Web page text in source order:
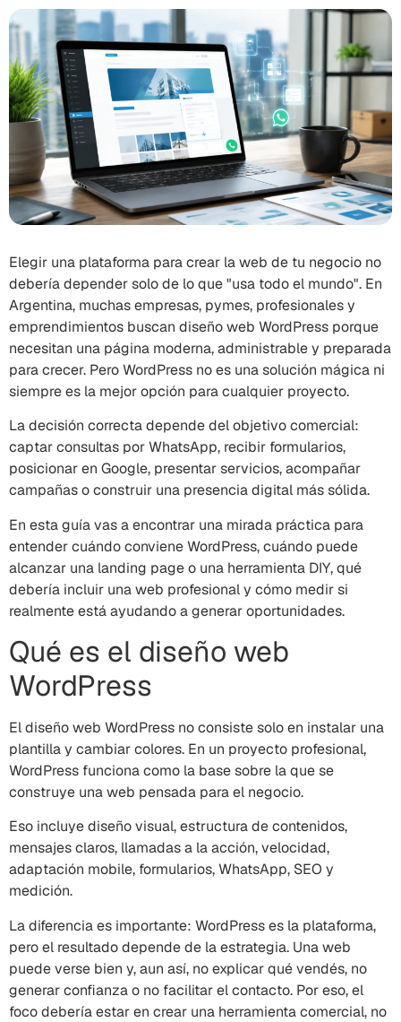
Elegir una plataforma para crear la web de tu negocio no
debería depender solo de lo que "usa todo el mundo". En
Argentina, muchas empresas, pymes, profesionales y
emprendimientos buscan diseño web WordPress porque
necesitan una página moderna, administrable y preparada
para crecer. Pero WordPress no es una solución mágica ni
siempre es la mejor opción para cualquier proyecto.
La decisión correcta depende del objetivo comercial:
captar consultas por WhatsApp, recibir formularios,
posicionar en Google, presentar servicios, acompañar
campañas o construir una presencia digital más sólida.
En esta guía vas a encontrar una mirada práctica para
entender cuándo conviene WordPress, cuándo puede
alcanzar una landing page o una herramienta DIY, qué
debería incluir una web profesional y cómo medir si
realmente está ayudando a generar oportunidades.
Qué es el diseño web
WordPress
El diseño web WordPress no consiste solo en instalar una
plantilla y cambiar colores. En un proyecto profesional,
WordPress funciona como la base sobre la que se
construye una web pensada para el negocio.
Eso incluye diseño visual, estructura de contenidos,
mensajes claros, llamadas a la acción, velocidad,
adaptación mobile, formularios, WhatsApp, SEO y
medición.
La diferencia es importante: WordPress es la plataforma,
pero el resultado depende de la estrategia. Una web
puede verse bien y, aun así, no explicar qué vendés, no
generar confianza o no facilitar el contacto. Por eso, el
foco debería estar en crear una herramienta comercial, no